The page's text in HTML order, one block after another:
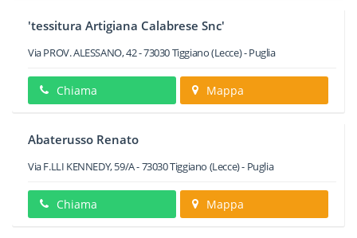
'tessitura Artigiana Calabrese Snc'
Via PROV. ALESSANO, 42-73030Tiggiano(Lecce) -Puglia
Chiama Mappa
Abaterusso Renato
Via F.LLI KENNEDY, 59/A-73030Tiggiano (Lecce) - Puglia
Chiama Mappa